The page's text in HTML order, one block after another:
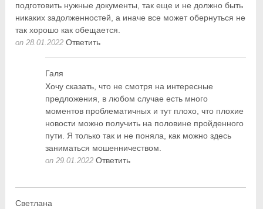
подготовить нужные документы, так еще и не должно быть
никаких задолженностей, а иначе все может обернуться не
так хорошо как обещается.
on 28.01.2022 Ответить
Галя
Хочу сказать, что не смотря на интересные
предложения, в любом случае есть много
моментов проблематичных и тут плохо, что плохие
новости можно получить на половине пройденного
пути. Я только так и не поняла, как можно здесь
заниматься мошенничеством.
on 29.01.2022 Ответить
Светлана